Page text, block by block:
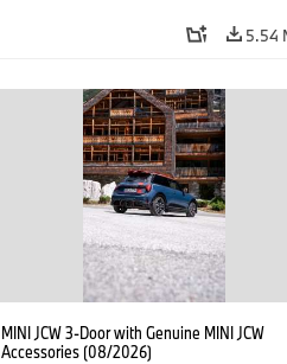
5.54
MINI JCW 3-Door with Genuine MINI JCW
Accessories (08/2026)